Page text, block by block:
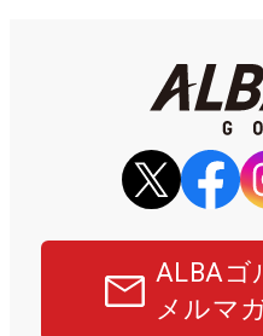
ALBAゴ
メルマ